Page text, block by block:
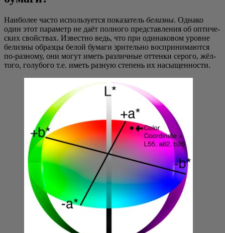
Наи­бо­лее часто исполь­зу­ет­ся пока­за­тель белиз­ны. Одна­ко
один этот пара­метр не даёт пол­но­го пред­став­ле­ния об опти­че­
ских свой­ствах. Извест­но ведь, что при оди­на­ко­вом уровне
белиз­ны образ­цы белой бума­ги зри­тель­но вос­при­ни­ма­ют­ся
по-раз­но­му, они могут иметь раз­лич­ные оттен­ки серо­го, жёл­
то­го, голу­бо­го т.е. иметь раз­ную сте­пень их насыщенности.